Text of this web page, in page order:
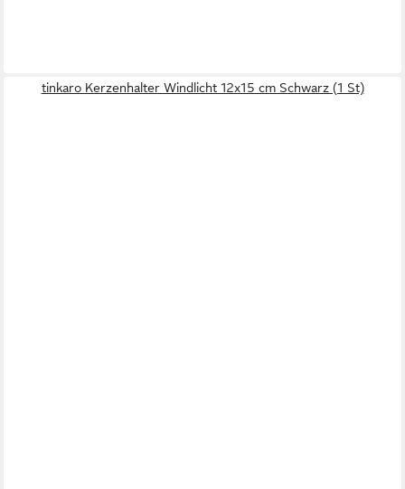
tinkaro Kerzenhalter Windlicht 12x15 cm Schwarz (1 St)